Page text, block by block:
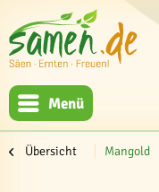
Menü
Übersicht Mangold